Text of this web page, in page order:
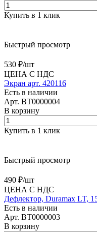
Купить в 1 клик
Быстрый просмотр
530 ₽/шт
ЦЕНА С НДС
Экран арт. 420116
Есть в наличии
Арт. BT0000004
В корзину
Купить в 1 клик
Быстрый просмотр
490 ₽/шт
ЦЕНА С НДС
Дефлектор, Duramax LT,
Есть в наличии
Арт. BT0000003
В корзину